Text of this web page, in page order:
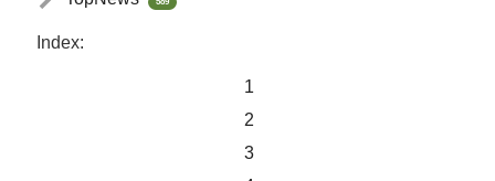
589
Index:
1
2
3